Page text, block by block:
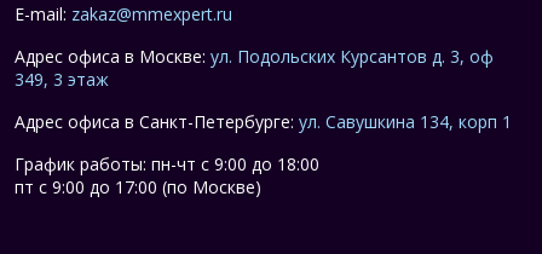
E-mail: zakaz@mmexpert.ru
Адрес офиса в Москве: ул. Подольских Курсантов д. 3, оф
349, 3 этаж
Адрес офиса в Санкт-Петербурге: ул. Савушкина 134, корп 1
График работы: пн-чт с 9:00 до 18:00
пт с 9:00 до 17:00 (по Москве)